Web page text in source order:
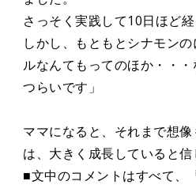
さっそく実践して10日ほど経
しかし、もともとシナモン
ルなんてもってのほか・・・
つらいです」
ママになると、それまで想
は、大きく成長していると
■文中のコメントはすべて、